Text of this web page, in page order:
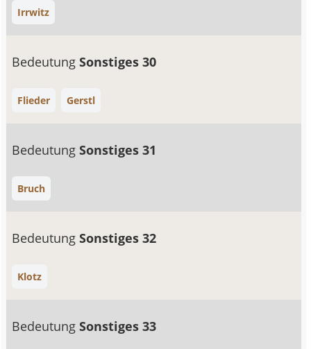
Irrwitz
BedeutungSonstiges 30
Flieder Gerstl
BedeutungSonstiges 31
Bruch
BedeutungSonstiges 32
Klotz
BedeutungSonstiges 33